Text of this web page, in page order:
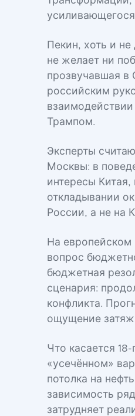
Пекин, хоть и
не желает ни
прозвучавшая в
российским
Трампом.
Эксперты
Москвы: в
интересы Китая,
откладывании
России, а не на
На европейском
вопрос
бюджетная
сценария:
конфликта.
ощущение
Что касается
«усечённом»
потолка на
зависимость
затрудняет